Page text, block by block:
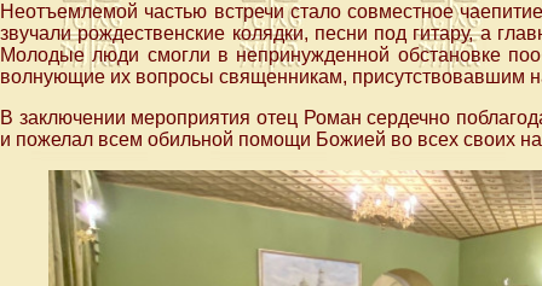
Неотъемлемой частью встречи стало совместное
звучали рождественские колядки, песни под гитару, а
Молодые люди смогли в непринужденной обстановке
волнующие их вопросы священникам, присутствовавшим
В заключении мероприятия отец Роман сердечно
и пожелал всем обильной помощи Божией во всех своих